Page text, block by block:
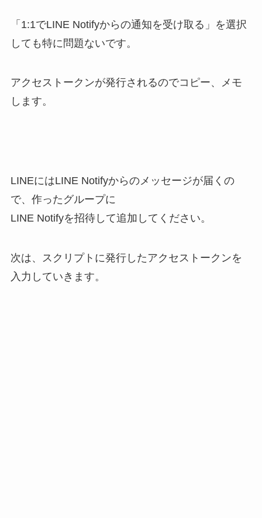
「1:1でLINE Notifyからの通知を受け取る」を選択
しても特に問題ないです。
アクセストークンが発行されるのでコピー、メモ
します。
LINEにはLINE Notifyからのメッセージが届くの
で、作ったグループに
LINE Notifyを招待して追加してください。
次は、スクリプトに発行したアクセストークンを
入力していきます。